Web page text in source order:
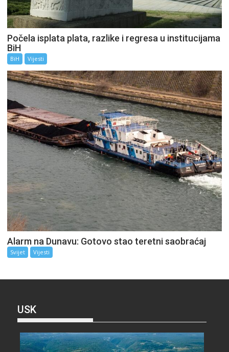
Počela isplata plata, razlike i regresa u institucijama
BiH
BiH Vijesti
Alarm na Dunavu: Gotovo stao teretni saobraćaj
Svijet Vijesti
USK